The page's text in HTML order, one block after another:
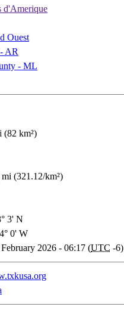
d'Amerique
Ouest
AR
- ML
(82 km²)
(321.12/km²)
3' N
0' W
2026 - 06:17 (UTC -6)